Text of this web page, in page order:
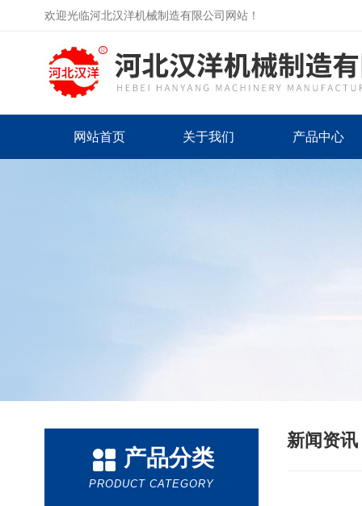
欢迎光临河北汉洋机械制造有限公司网站！
网站首页 关于我们 产品中心
产品分类
PRODUCT CATEGORY
新闻资讯